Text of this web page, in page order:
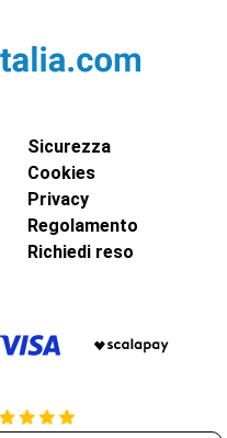
Sicurezza
Cookies
Privacy
Regolamento
Richiedi reso